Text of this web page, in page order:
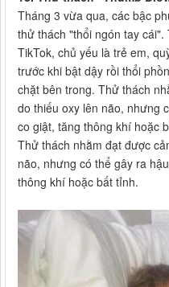
Tháng 3 vừa qua, các bậc
thử thách "thổi ngón tay
TikTok, chủ yếu là trẻ em,
trước khi bật dậy rồi thổi
chặt bên trong. Thử thách
do thiếu oxy lên não, nhưng
co giật, tăng thông khí hoặc
Thử thách nhằm đạt được
não, nhưng có thể gây ra
thông khí hoặc bất tỉnh.